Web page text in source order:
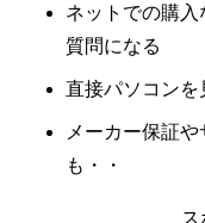
ネットでの購
質問になる
直接パソコンを
メーカー保証
も・・